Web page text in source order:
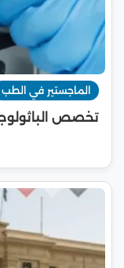
الماجستير في الطب
تخصص